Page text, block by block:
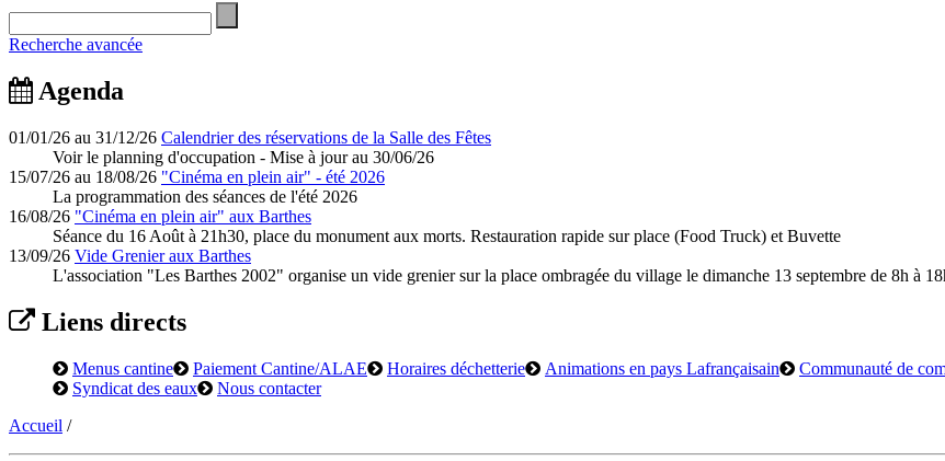
Recherche avancée
Agenda
01/01/26 au 31/12/26 Calendrier des réservations de la Salle des Fêtes
Voir le planning d'occupation - Mise à jour au 30/06/26
15/07/26 au 18/08/26 "Cinéma en plein air" - été 2026
La programmation des séances de l'été 2026
16/08/26 "Cinéma en plein air" aux Barthes
Séance du 16 Août à 21h30, place du monument aux morts. Restauration rapide sur place (Food Truck) et Buvette
13/09/26 Vide Grenier aux Barthes
L'association "Les Barthes 2002" organise un vide grenier sur la place ombragée du village le dimanche 13 septembre de 8h à
Liens directs
Menus cantine Paiement Cantine/ALAE Horaires déchetterie Animations en pays Lafrançaisain Communauté de
Syndicat des eaux
Nous contacter
Accueil /